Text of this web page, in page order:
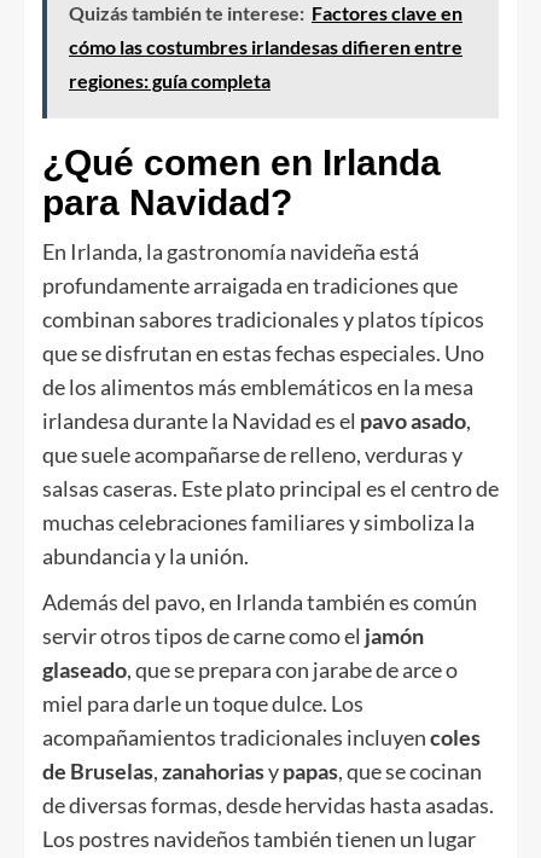
Quizás también te interese: Factores clave en
cómo las costumbres irlandesas difieren entre
regiones: guía completa
¿Qué comen en Irlanda
para Navidad?
En Irlanda, la gastronomía navideña está
profundamente arraigada en tradiciones que
combinan sabores tradicionales y platos típicos
que se disfrutan en estas fechas especiales. Uno
de los alimentos más emblemáticos en la mesa
irlandesa durante la Navidad es el pavo asado,
que suele acompañarse de relleno, verduras y
salsas caseras. Este plato principal es el centro de
muchas celebraciones familiares y simboliza la
abundancia y la unión.
Además del pavo, en Irlanda también es común
servir otros tipos de carne como el jamón
glaseado, que se prepara con jarabe de arce o
miel para darle un toque dulce. Los
acompañamientos tradicionales incluyencoles
de Bruselas,zanahoriasypapas, que se cocinan
de diversas formas, desde hervidas hasta asadas.
Los postres navideños también tienen un lugar